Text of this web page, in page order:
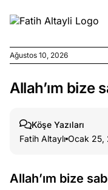
Ağustos
kirli
Ağustos 10, 2026
Allah’ım bize
Köşe Yazıları
Fatih Altaylı Ocak 25,
Allah’ım bize